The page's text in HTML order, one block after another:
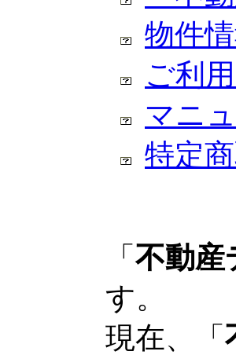
物件
ご利
マニ
特定
「 不動産
す。
現在、「